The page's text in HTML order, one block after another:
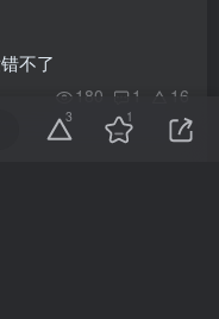
不了
180 1 16
3 1